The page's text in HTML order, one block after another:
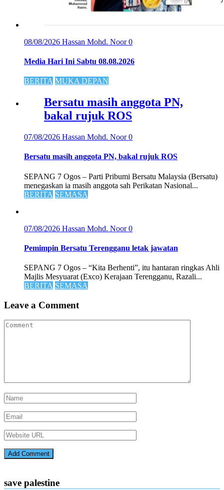
08/08/2026 Hassan Mohd. Noor0
Media Hari Ini Sabtu 08.08.2026
BERITA MUKA DEPAN
Bersatu masih anggota PN,
bakal rujuk ROS
07/08/2026 Hassan Mohd. Noor0
Bersatu masih anggota PN, bakal rujuk ROS
SEPANG 7 Ogos – Parti Pribumi Bersatu Malaysia (Bersatu)
menegaskan ia masih anggota sah Perikatan Nasional...
BERITA SEMASA
07/08/2026 Hassan Mohd. Noor0
Pemimpin Bersatu Terengganu letak jawatan
SEPANG 7 Ogos – “Kita Berhenti”, itu hantaran ringkas Ahli
Majlis Mesyuarat (Exco) Kerajaan Terengganu, Razali...
BERITA SEMASA
Leave a Comment
save palestine